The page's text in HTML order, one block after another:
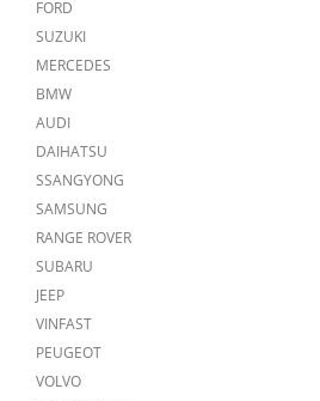
FORD
SUZUKI
MERCEDES
BMW
AUDI
DAIHATSU
SSANGYONG
SAMSUNG
RANGE ROVER
SUBARU
JEEP
VINFAST
PEUGEOT
VOLVO